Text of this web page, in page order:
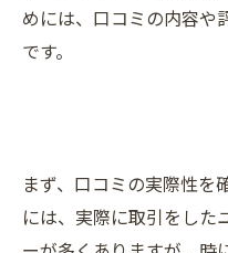
めには、口コミの内容や
です。
まず、口コミの実際性を
には、実際に取引をした